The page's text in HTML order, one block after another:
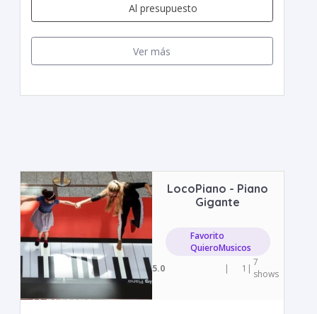
Al presupuesto
Ver más
LocoPiano - Piano
Gigante
Favorito
QuieroMusicos
5.0
| 1 | 7
shows